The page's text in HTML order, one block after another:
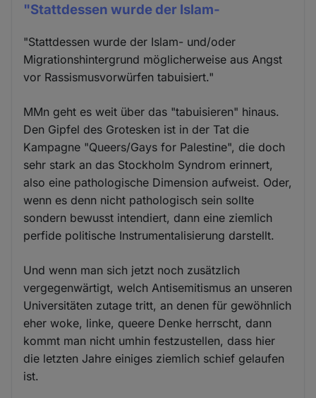
"Stattdessen wurde der Islam-
"Stattdessen wurde der Islam- und/oder
Migrationshintergrund möglicherweise aus Angst
vor Rassismusvorwürfen tabuisiert."
MMn geht es weit über das "tabuisieren" hinaus.
Den Gipfel des Grotesken ist in der Tat die
Kampagne "Queers/Gays for Palestine", die doch
sehr stark an das Stockholm Syndrom erinnert,
also eine pathologische Dimension aufweist. Oder,
wenn es denn nicht pathologisch sein sollte
sondern bewusst intendiert, dann eine ziemlich
perfide politische Instrumentalisierung darstellt.
Und wenn man sich jetzt noch zusätzlich
vergegenwärtigt, welch Antisemitismus an unseren
Universitäten zutage tritt, an denen für gewöhnlich
eher woke, linke, queere Denke herrscht, dann
kommt man nicht umhin festzustellen, dass hier
die letzten Jahre einiges ziemlich schief gelaufen
ist.